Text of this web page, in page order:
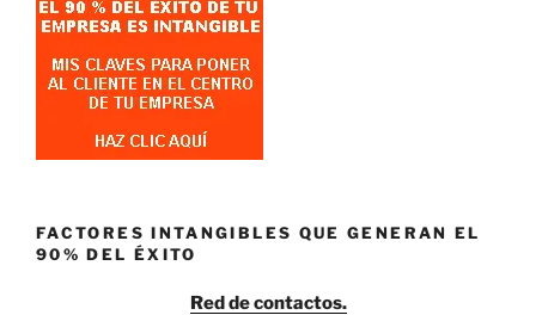
FACTORES INTANGIBLES QUE GENERAN EL
90% DEL ÉXITO
Red de contactos.